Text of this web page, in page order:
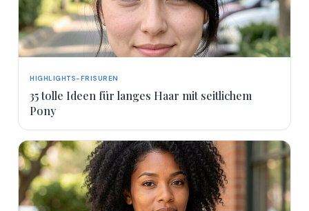
HIGHLIGHTS-FRISUREN
35 tolle Ideen für langes Haar mit seitlichem
Pony